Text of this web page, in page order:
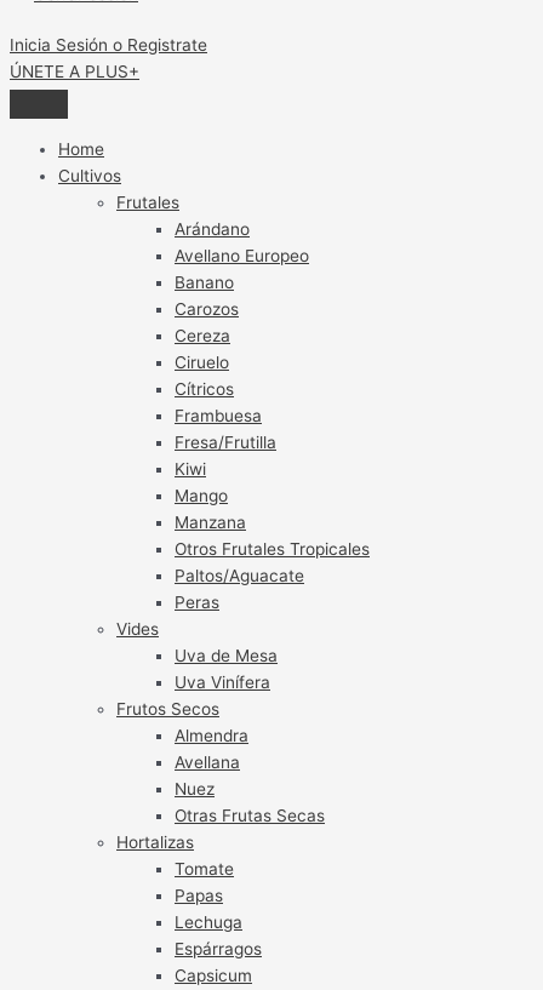
Inicia Sesión o Registrate
ÚNETE A PLUS+
Home
Cultivos
Frutales
Arándano
Avellano Europeo
Banano
Carozos
Cereza
Ciruelo
Cítricos
Frambuesa
Fresa/Frutilla
Kiwi
Mango
Manzana
Otros Frutales Tropicales
Paltos/Aguacate
Peras
Vides
Uva de Mesa
Uva Vinífera
Frutos Secos
Almendra
Avellana
Nuez
Otras Frutas Secas
Hortalizas
Tomate
Papas
Lechuga
Espárragos
Capsicum